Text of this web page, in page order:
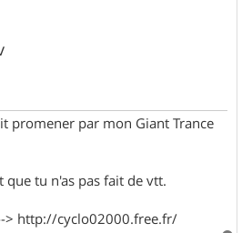
promener par mon Giant Trance
tu n'as pas fait de vtt.
> http://cyclo02000.free.fr/